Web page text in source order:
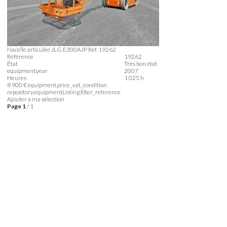
Nacelle articuléeJLG E300AJP Ref. 19262
Référence
19262
État
Très bon état
equipment.year
2007
Heures
1 025 h
8 900 €equipment.price_vat_condition
repository.equipmentListing.filter_reference
Ajouter à ma sélection
Page 1/ 1